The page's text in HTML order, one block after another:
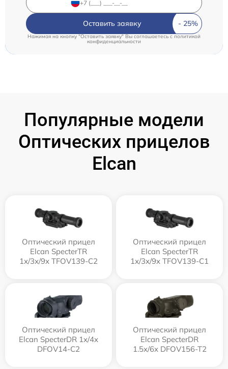
Оставить заявку
Нажимая на кнопку "Оставить заявку" Вы соглашаетесь c политикой
конфиденциальности
Популярные модели
Оптических прицелов
Elcan
Оптический прицел
Elcan SpecterTR
1x/3x/9x TFOV139-C2
Оптический прицел
Elcan SpecterTR
1x/3x/9x TFOV139-C1
Оптический прицел
Elcan SpecterDR 1x/4x
DFOV14-C2
Оптический прицел
Elcan SpecterDR
1.5x/6x DFOV156-T2